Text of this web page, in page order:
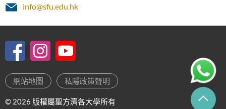
info@sfu.edu.hk
網站地圖 私隱政策聲明
© 2026 版權屬聖方濟各大學所有